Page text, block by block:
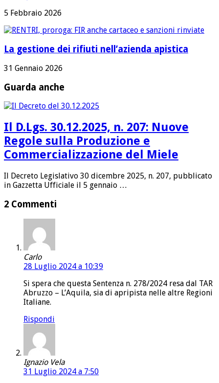
5 Febbraio 2026
La gestione dei rifiuti nell’azienda apistica
31 Gennaio 2026
Guarda anche
Il D.Lgs. 30.12.2025, n. 207: Nuove
Regole sulla Produzione e
Commercializzazione del Miele
Il Decreto Legislativo 30 dicembre 2025, n. 207, pubblicato
in Gazzetta Ufficiale il 5 gennaio …
2 Commenti
Carlo
28 Luglio 2024 a 10:39
Si spera che questa Sentenza n. 278/2024 resa dal TAR
Abruzzo – L’Aquila, sia di apripista nelle altre Regioni
Italiane.
Rispondi
Ignazio Vela
31 Luglio 2024 a 7:50